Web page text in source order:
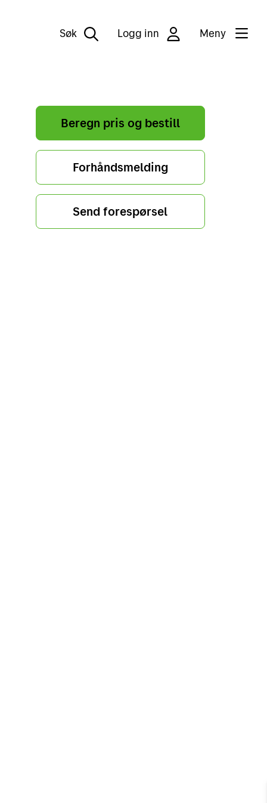
Søk Logg inn Meny
Beregn pris og bestill
Forhåndsmelding
Send forespørsel